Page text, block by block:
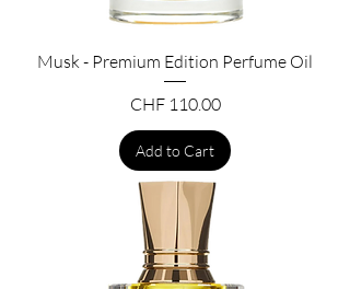
Musk - Premium Edition Perfume Oil
Price
CHF 110.00
Add to Cart